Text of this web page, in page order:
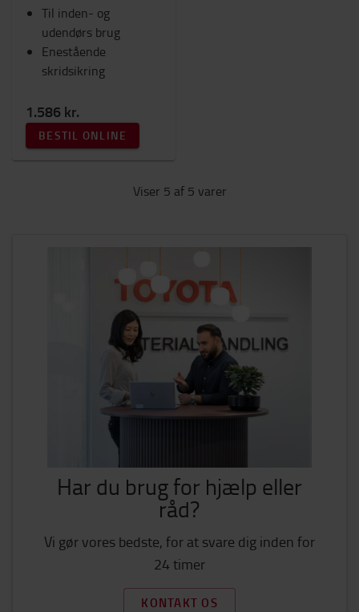
Til inden- og
udendørs brug
Enestående
skridsikring
1.586 kr.
BESTIL ONLINE
Viser 5 af 5 varer
Har du brug for hjælp eller
råd?
Vi gør vores bedste, for at svare dig inden for
24 timer
KONTAKT OS